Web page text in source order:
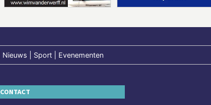
Nieuws | Sport | Evenementen
CONTACT